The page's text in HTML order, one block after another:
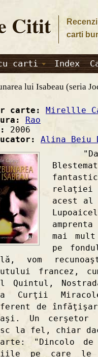
Citit
carti
carti Index
lui Isabeau (seria
carte: Mirellle
Rao
2006
Alina Beiu
"Dacă
relaţiei
acest al
mai
pe
vom
francez,
Quintul,
Curţii
de
Un
la fel, chiar
"Dincolo
pe care le